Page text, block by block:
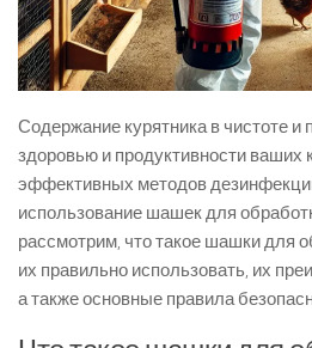
Содержание курятника в чистоте и
здоровью и продуктивности ваших
эффективных методов
использование шашек для
рассмотрим, что такое шашки для
их правильно использовать, их
а также основные правила